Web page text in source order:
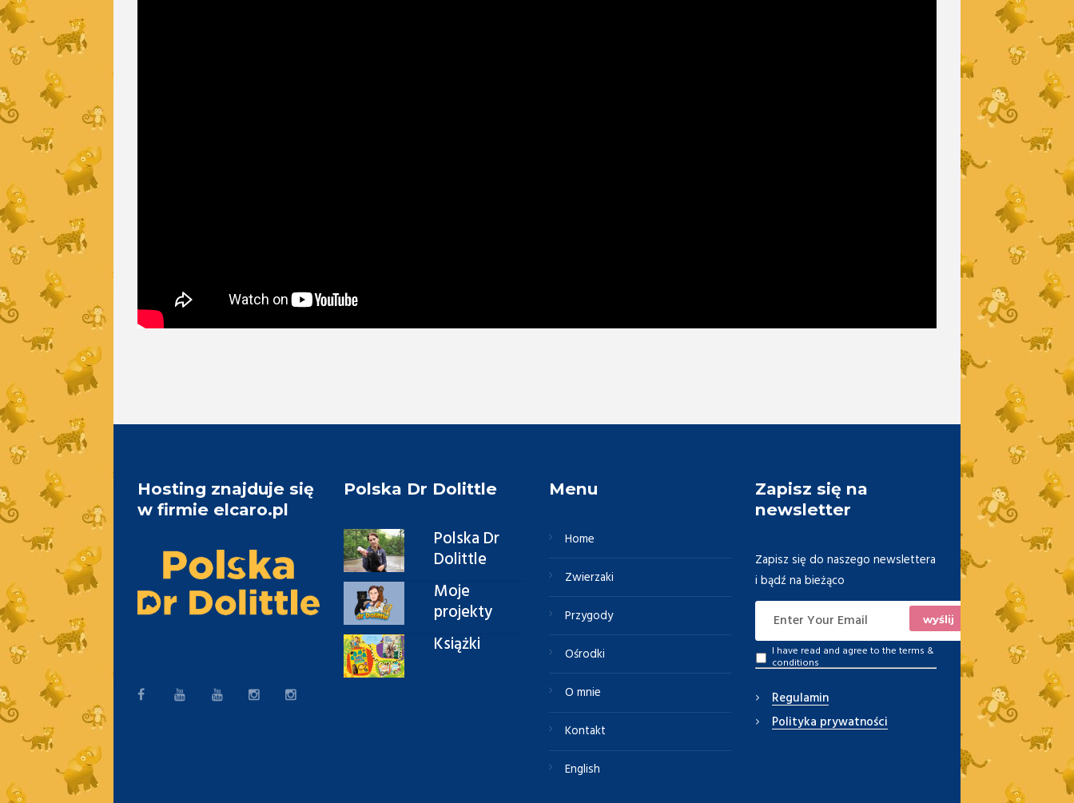
Hosting znajduje się
w firmie elcaro.pl
Polska Dr Dolittle
Polska Dr
Dolittle
Moje
projekty
Książki
Menu
Home
Zwierzaki
Przygody
Ośrodki
O mnie
Kontakt
English
Zapisz się na
newsletter
Zapisz się do naszego newslettera
i bądź na bieżąco
I have read and agree to theterms &
conditions
Regulamin
Polityka prywatności